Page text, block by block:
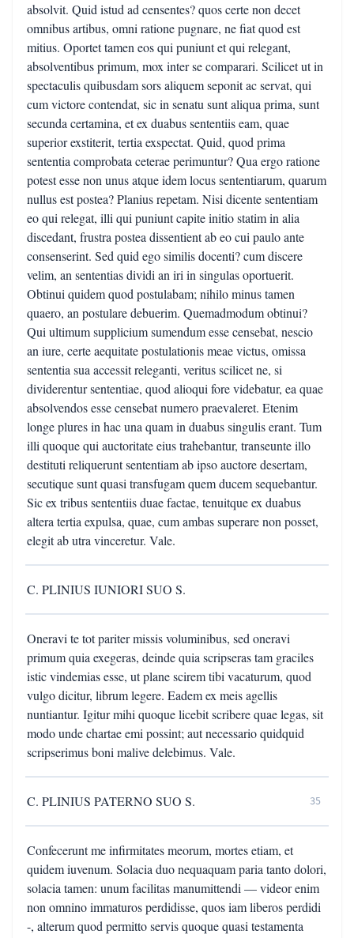
absolvit. Quid istud ad censentes? quos certe non decet
omnibus artibus, omni ratione pugnare, ne fiat quod est
mitius. Oportet tamen eos qui puniunt et qui relegant,
absolventibus primum, mox inter se comparari. Scilicet ut in
spectaculis quibusdam sors aliquem seponit ac servat, qui
cum victore contendat, sic in senatu sunt aliqua prima, sunt
secunda certamina, et ex duabus sententiis eam, quae
superior exstiterit, tertia exspectat. Quid, quod prima
sententia comprobata ceterae perimuntur? Qua ergo ratione
potest esse non unus atque idem locus sententiarum, quarum
nullus est postea? Planius repetam. Nisi dicente sententiam
eo qui relegat, illi qui puniunt capite initio statim in alia
discedant, frustra postea dissentient ab eo cui paulo ante
consenserint. Sed quid ego similis docenti? cum discere
velim, an sententias dividi an iri in singulas oportuerit.
Obtinui quidem quod postulabam; nihilo minus tamen
quaero, an postulare debuerim. Quemadmodum obtinui?
Qui ultimum supplicium sumendum esse censebat, nescio
an iure, certe aequitate postulationis meae victus, omissa
sententia sua accessit releganti, veritus scilicet ne, si
dividerentur sententiae, quod alioqui fore videbatur, ea quae
absolvendos esse censebat numero praevaleret. Etenim
longe plures in hac una quam in duabus singulis erant. Tum
illi quoque qui auctoritate eius trahebantur, transeunte illo
destituti reliquerunt sententiam ab ipso auctore desertam,
secutique sunt quasi transfugam quem ducem sequebantur.
Sic ex tribus sententiis duae factae, tenuitque ex duabus
altera tertia expulsa, quae, cum ambas superare non posset,
elegit ab utra vinceretur. Vale.
C. PLINIUS IUNIORI SUO S.
Oneravi te tot pariter missis voluminibus, sed oneravi
primum quia exegeras, deinde quia scripseras tam graciles
istic vindemias esse, ut plane scirem tibi vacaturum, quod
vulgo dicitur, librum legere. Eadem ex meis agellis
nuntiantur. Igitur mihi quoque licebit scribere quae legas, sit
modo unde chartae emi possint; aut necessario quidquid
scripserimus boni malive delebimus. Vale.
C. PLINIUS PATERNO SUO S. 35
Confecerunt me infirmitates meorum, mortes etiam, et
quidem iuvenum. Solacia duo nequaquam paria tanto dolori,
solacia tamen: unum facilitas manumittendi — videor enim
non omnino immaturos perdidisse, quos iam liberos perdidi
-, alterum quod permitto servis quoque quasi testamenta